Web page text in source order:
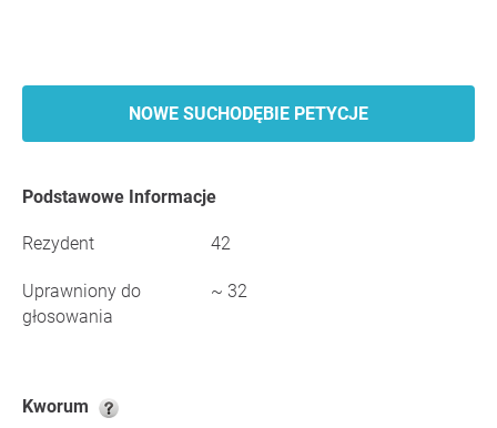
NOWE SUCHODĘBIE PETYCJE
Podstawowe Informacje
Rezydent 42
Uprawniony do
głosowania
~ 32
Kworum